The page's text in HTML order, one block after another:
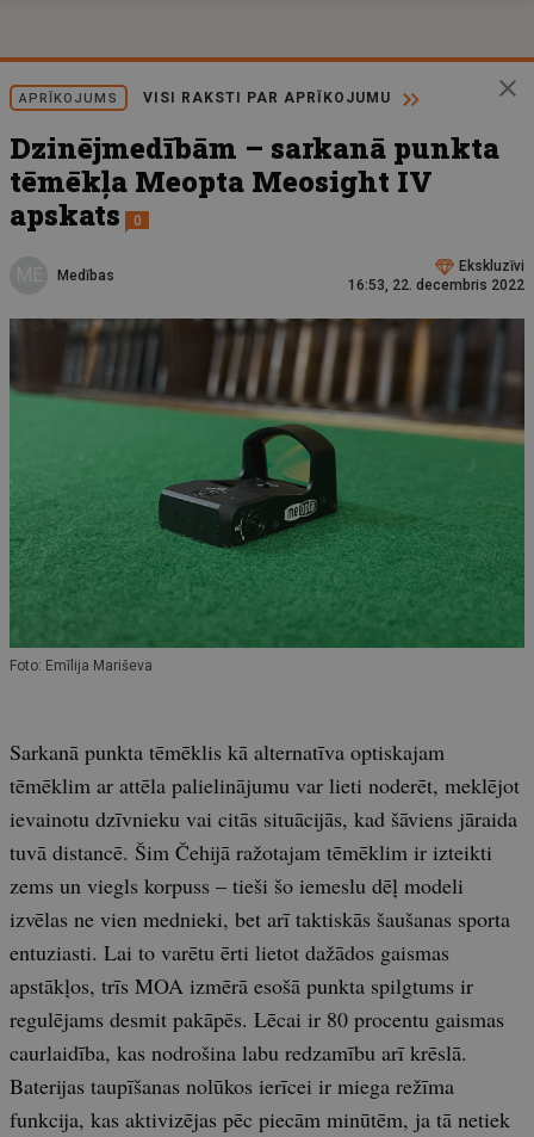
APRĪKOJUMS VISI RAKSTI PAR APRĪKOJUMU
Dzinējmedībām – sarkanā punkta
tēmēkļa Meopta Meosight IV
apskats
0
Medības
Ekskluzīvi
16:53, 22. decembris 2022
Foto: Emīlija Mariševa
Sarkanā punkta tēmēklis kā alternatīva optiskajam
tēmēklim ar attēla palielinājumu var lieti noderēt, meklējot
ievainotu dzīvnieku vai citās situācijās, kad šāviens jāraida
tuvā distancē. Šim Čehijā ražotajam tēmēklim ir izteikti
zems un viegls korpuss – tieši šo iemeslu dēļ modeli
izvēlas ne vien mednieki, bet arī taktiskās šaušanas sporta
entuziasti. Lai to varētu ērti lietot dažādos gaismas
apstākļos, trīs MOA izmērā esošā punkta spilgtums ir
regulējams desmit pakāpēs. Lēcai ir 80 procentu gaismas
caurlaidība, kas nodrošina labu redzamību arī krēslā.
Baterijas taupīšanas nolūkos ierīcei ir miega režīma
funkcija, kas aktivizējas pēc piecām minūtēm, ja tā netiek